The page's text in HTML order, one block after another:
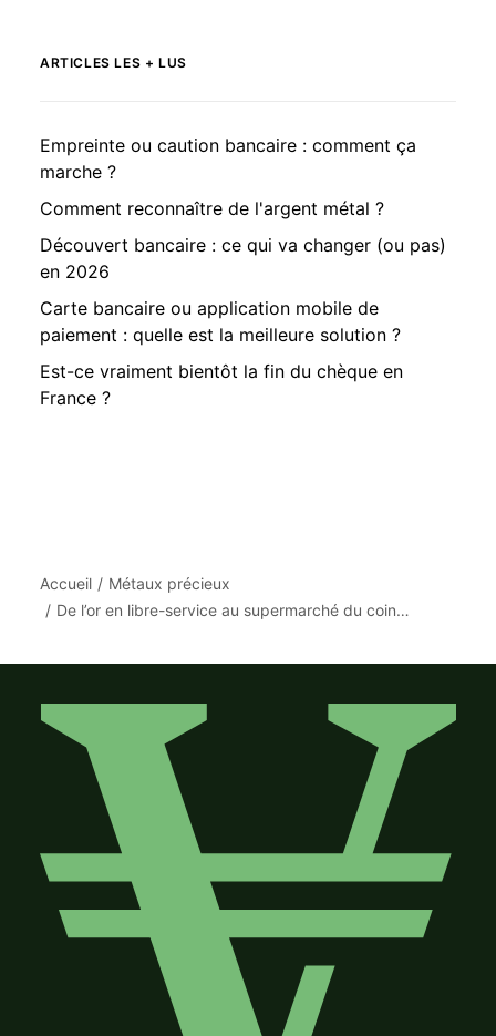
ARTICLES LES + LUS
Empreinte ou caution bancaire : comment ça
marche ?
Comment reconnaître de l'argent métal ?
Découvert bancaire : ce qui va changer (ou pas)
en 2026
Carte bancaire ou application mobile de
paiement : quelle est la meilleure solution ?
Est-ce vraiment bientôt la fin du chèque en
France ?
Accueil
Métaux précieux
De l’or en libre-service au supermarché du coin…